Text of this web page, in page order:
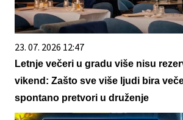
23. 07. 2026 12:47
Letnje večeri u gradu više nisu
vikend: Zašto sve više ljudi bira
spontano pretvori u druženje